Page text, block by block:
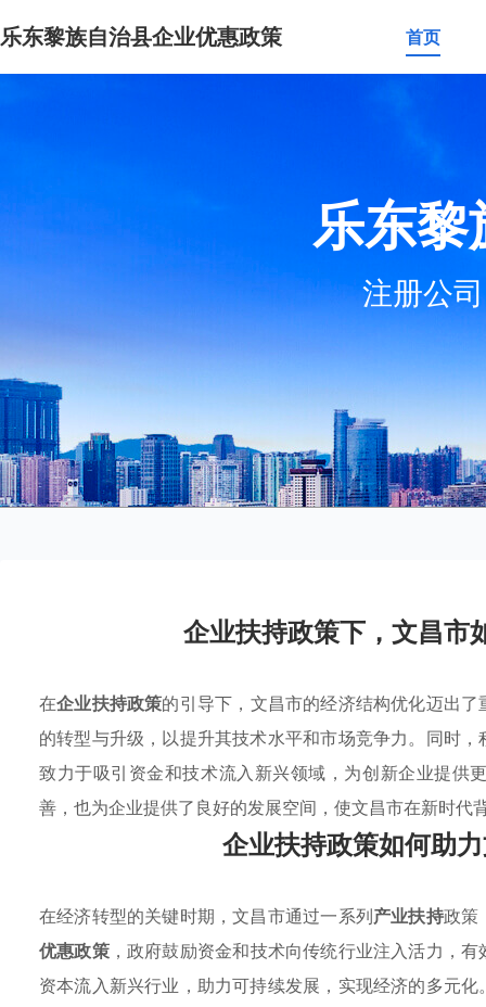
乐东黎族自治县企业优惠政策 首页
乐东黎
注册公
企业扶持政策下，文昌市
在企业扶持政策的引导下，文昌市的经济结构优化迈出
的转型与升级，以提升其技术水平和市场竞争力。同时
致力于吸引资金和技术流入新兴领域，为创新企业提供
善，也为企业提供了良好的发展空间，使文昌市在新时代
企业扶持政策如何助
在经济转型的关键时期，文昌市通过一系列产业扶持政策
优惠政策，政府鼓励资金和技术向传统行业注入活力，
资本流入新兴行业，助力可持续发展，实现经济的多元化